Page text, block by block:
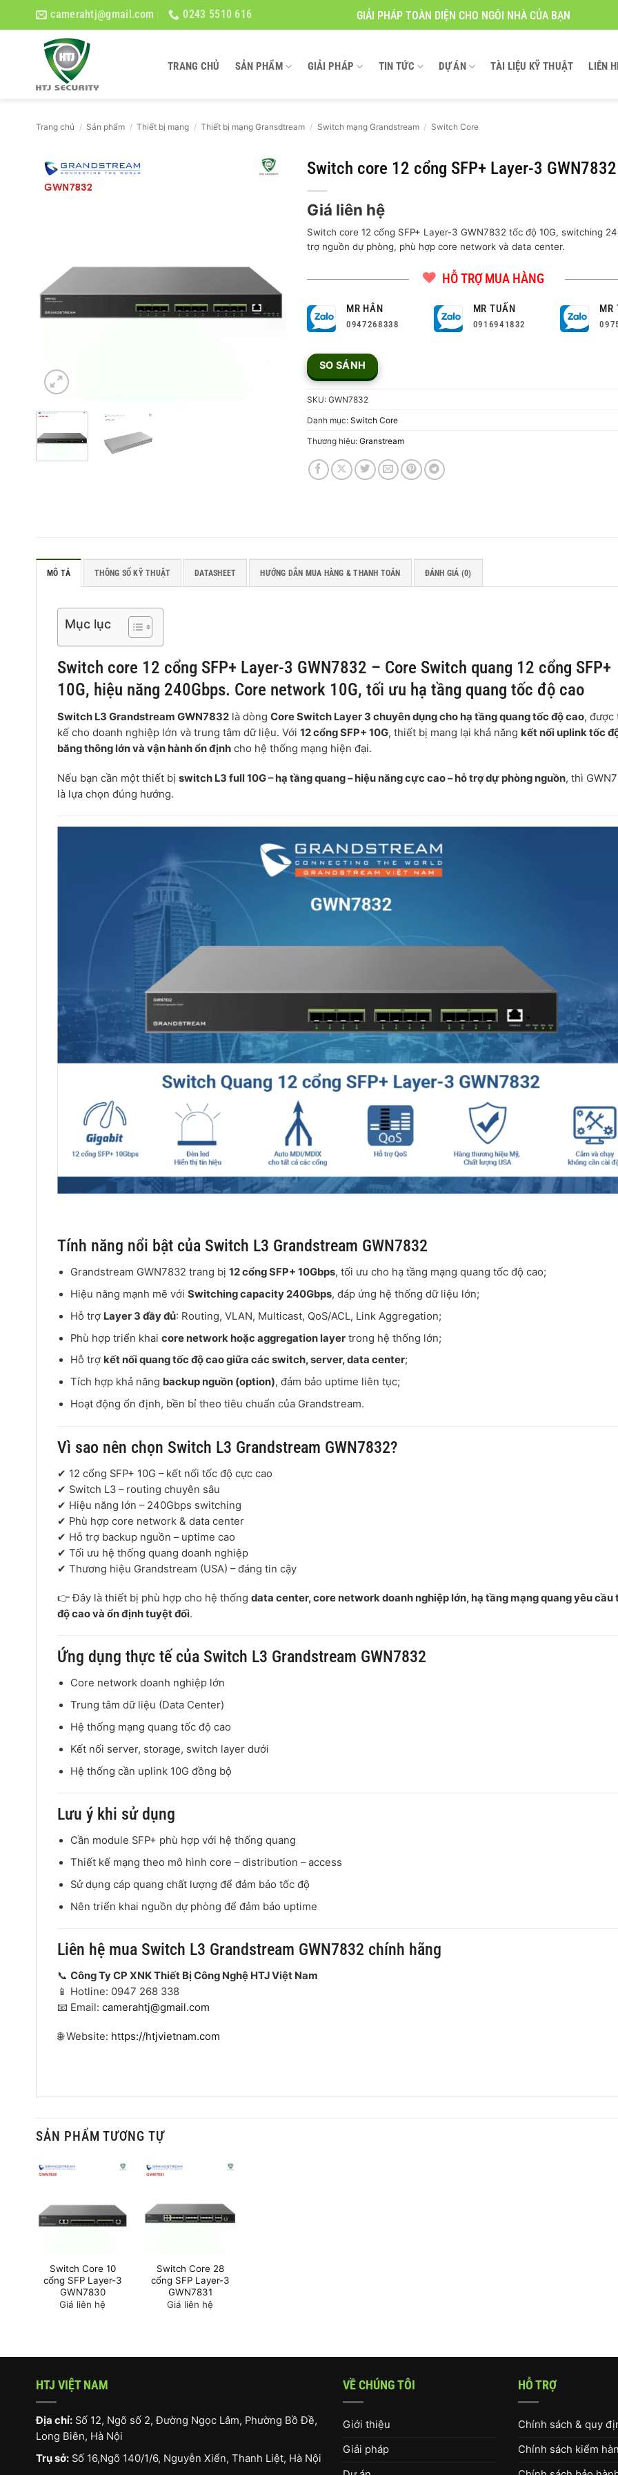
camerahtj@gmail.com 0243 5510 616 GIẢI PHÁP TOÀN DIỆN CHO NGÔI NHÀ CỦA BẠN
TRANG CHỦ SẢN PHẨM GIẢI PHÁP TIN TỨC DỰ ÁN TÀI LIỆU KỸ THUẬT LIÊN
Trang chủ / Sản phẩm / Thiết bị mạng / Thiết bị mạng Gransdtream / Switch mạng Grandstream / Switch Core
Switch core 12 cổng SFP+ Layer-3 GWN7832
Giá liên hệ
Switch core 12 cổng SFP+ Layer-3 GWN7832 tốc độ 10G, switching
trợ nguồn dự phòng, phù hợp core network và data center.
HỖ TRỢ MUA HÀNG
MR HÂN
0947268338
MR TUẤN
0916941832
MR
SO SÁNH
SKU:GWN7832
Danh mục:Switch Core
Thương hiệu:Granstream
MÔ TẢ THÔNG SỐ KỸ THUẬT DATASHEET HƯỚNG DẪN MUA HÀNG & THANH TOÁN ĐÁNH GIÁ (0)
Mục lục
Switch core 12 cổng SFP+ Layer-3 GWN7832 – Core Switch quang 12 cổng SFP+
10G, hiệu năng 240Gbps. Core network 10G, tối ưu hạ tầng quang tốc độ cao
Switch L3 Grandstream GWN7832 là dòng Core Switch Layer 3 chuyên dụng cho hạ tầng quang tốc độ cao, được
kế cho doanh nghiệp lớn và trung tâm dữ liệu. Với 12 cổng SFP+ 10G, thiết bị mang lại khả năng kết nối uplink tốc
băng thông lớn và vận hành ổn định cho hệ thống mạng hiện đại.
Nếu bạn cần một thiết bị switch L3 full 10G – hạ tầng quang – hiệu năng cực cao – hỗ trợ dự phòng nguồn, thì
là lựa chọn đúng hướng.
Tính năng nổi bật của Switch L3 Grandstream GWN7832
Grandstream GWN7832 trang bị12 cổng SFP+ 10Gbps, tối ưu cho hạ tầng mạng quang tốc độ cao;
Hiệu năng mạnh mẽ vớiSwitching capacity 240Gbps, đáp ứng hệ thống dữ liệu lớn;
Hỗ trợ Layer 3 đầy đủ: Routing, VLAN, Multicast, QoS/ACL, Link Aggregation;
Phù hợp triển khaicore network hoặc aggregation layer trong hệ thống lớn;
Hỗ trợ kết nối quang tốc độ cao giữa các switch, server, data center;
Tích hợp khả năng backup nguồn (option), đảm bảo uptime liên tục;
Hoạt động ổn định, bền bỉ theo tiêu chuẩn của Grandstream.
Vì sao nên chọn Switch L3 Grandstream GWN7832?
✔ 12 cổng SFP+ 10G – kết nối tốc độ cực cao
✔ Switch L3 – routing chuyên sâu
✔ Hiệu năng lớn – 240Gbps switching
✔ Phù hợp core network & data center
✔ Hỗ trợ backup nguồn – uptime cao
✔ Tối ưu hệ thống quang doanh nghiệp
✔ Thương hiệu Grandstream (USA) – đáng tin cậy
👉 Đây là thiết bị phù hợp cho hệ thống data center, core network doanh nghiệp lớn, hạ tầng mạng quang yêu cầu
độ cao và ổn định tuyệt đối.
Ứng dụng thực tế của Switch L3 Grandstream GWN7832
Core network doanh nghiệp lớn
Trung tâm dữ liệu (Data Center)
Hệ thống mạng quang tốc độ cao
Kết nối server, storage, switch layer dưới
Hệ thống cần uplink 10G đồng bộ
Lưu ý khi sử dụng
Cần module SFP+ phù hợp với hệ thống quang
Thiết kế mạng theo mô hình core – distribution – access
Sử dụng cáp quang chất lượng để đảm bảo tốc độ
Nên triển khai nguồn dự phòng để đảm bảo uptime
Liên hệ mua Switch L3 Grandstream GWN7832 chính hãng
📞 Công Ty CP XNK Thiết Bị Công Nghệ HTJ Việt Nam
📱 Hotline: 0947 268 338
📧 Email: camerahtj@gmail.com
🌐 Website: https://htjvietnam.com
SẢN PHẨM TƯƠNG TỰ
Switch Core 10
cổng SFP Layer-3
GWN7830
Giá liên hệ
Switch Core 28
cổng SFP Layer-3
GWN7831
Giá liên hệ
HTJ VIỆT NAM
Địa chỉ: Số 12, Ngõ số 2, Đường Ngọc Lâm, Phường Bồ Đề,
Long Biên, Hà Nội
Trụ sở: Số 16,Ngõ 140/1/6, Nguyễn Xiển, Thanh Liệt, Hà Nội
VỀ CHÚNG TÔI
Giới thiệu
Giải pháp
HỖ TRỢ
Chính sách & quy
Chính sách kiểm